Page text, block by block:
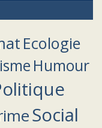
Ecologie
Humour
Social